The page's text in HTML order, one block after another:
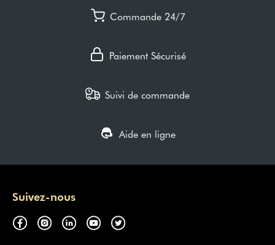
Commande 24/7
Paiement Sécurisé
Suivi de commande
Aide en ligne
Suivez-nous